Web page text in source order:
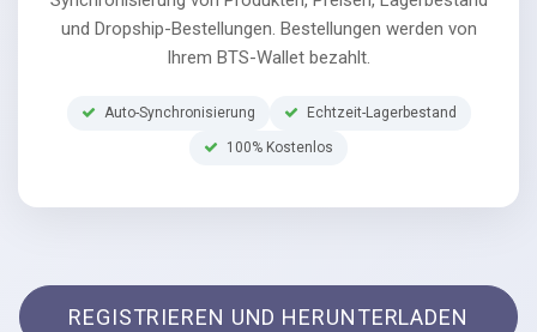
und Dropship-Bestellungen. Bestellungen werden von
Ihrem BTS-Wallet bezahlt.
Auto-Synchronisierung Echtzeit-Lagerbestand
100% Kostenlos
REGISTRIEREN UND HERUNTERLADEN